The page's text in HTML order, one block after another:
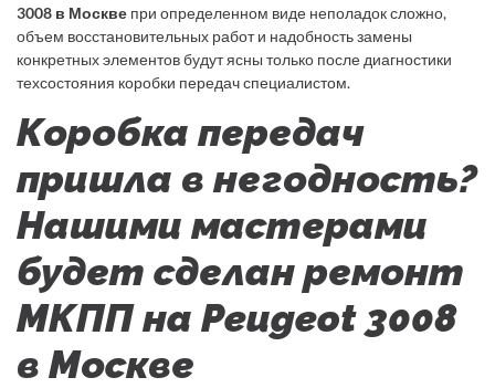
3008 в Москве при определенном виде неполадок сложно,
объем восстановительных работ и надобность замены
конкретных элементов будут ясны только после диагностики
техсостояния коробки передач специалистом.
Коробка передач
пришла в негодность?
Нашими мастерами
будет сделан ремонт
МКПП на Peugeot 3008
в Москве